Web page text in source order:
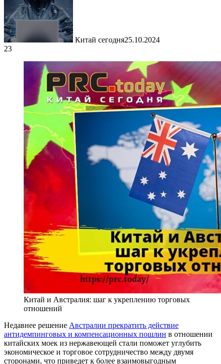
Китай сегодня25.10.2024
23
Китай и Австралия: шаг к укреплению торговых
отношений
Недавнее решение Австралии прекратить действие
антидемпинговых и компенсационных пошлин в отношении
китайских моек из нержавеющей стали поможет углубить
экономическое и торговое сотрудничество между двумя
сторонами, что приведет к более взаимовыгодным